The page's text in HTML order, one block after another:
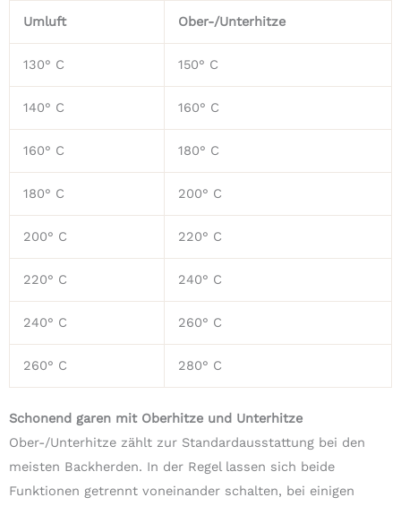
Umluft Ober-/Unterhitze
130° C 150° C
140° C 160° C
160° C 180° C
180° C 200° C
200° C 220° C
220° C 240° C
240° C 260° C
260° C 280° C
Schonend garen mit Oberhitze und Unterhitze
Ober-/Unterhitze zählt zur Standardausstattung bei den
meisten Backherden. In der Regel lassen sich beide
Funktionen getrennt voneinander schalten, bei einigen